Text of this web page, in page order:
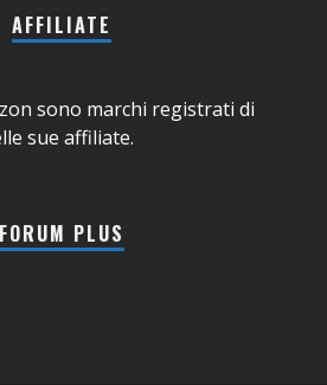
AFFILIATE
sono marchi registrati di
sue affiliate.
FORUM PLUS